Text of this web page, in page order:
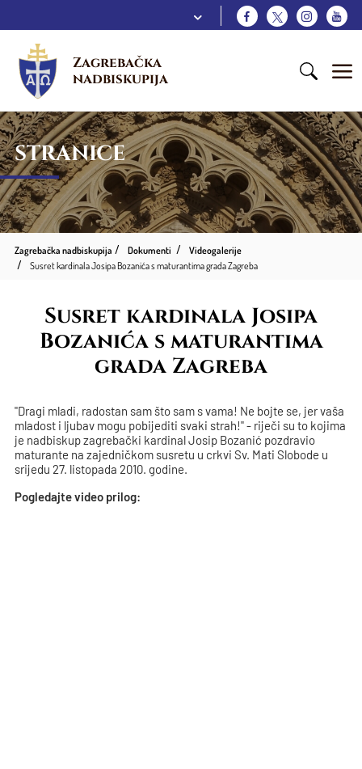
Zagrebačka
nadbiskupija
STRANICE
Zagrebačka nadbiskupija Dokumenti
Videogalerije
Susret kardinala Josipa Bozanića s maturantima grada Zagreba
Susret kardinala Josipa
Bozanića s maturantima
grada Zagreba
"Dragi mladi, radostan sam što sam s vama! Ne bojte se, jer vaša
mladost i ljubav mogu pobijediti svaki strah!" - riječi su to kojima
je nadbiskup zagrebački kardinal Josip Bozanić pozdravio
maturante na zajedničkom susretu u crkvi Sv. Mati Slobode u
srijedu 27. listopada 2010. godine.
Pogledajte video prilog: